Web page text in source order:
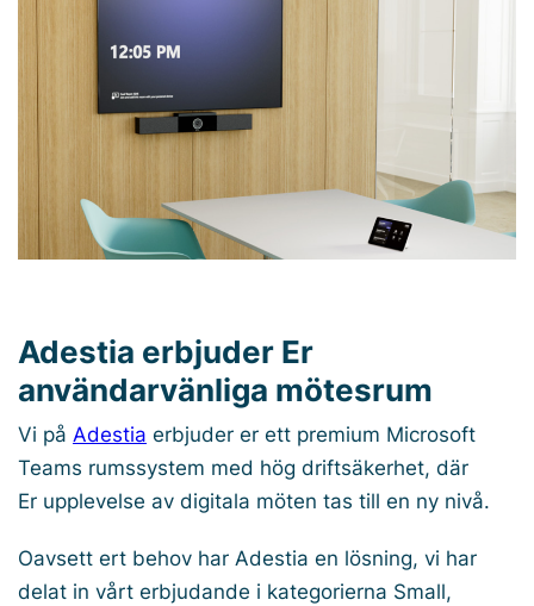
Adestia erbjuder Er
användarvänliga mötesrum
Vi på Adestia erbjuder er ett premium Microsoft
Teams rumssystem med hög driftsäkerhet, där
Er upplevelse av digitala möten tas till en ny nivå.
Oavsett ert behov har Adestia en lösning, vi har
delat in vårt erbjudande i kategorierna Small,